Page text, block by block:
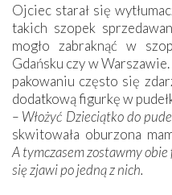
Ojciec starał się
takich szopek
mogło zabraknąć w
Gdańsku czy w
pakowaniu często się
dodatkową figurkę w
– Włożyć Dzieciątko do
skwitowała oburzona
A tymczasem zostawmy obie
się zjawi po jedną z nich.